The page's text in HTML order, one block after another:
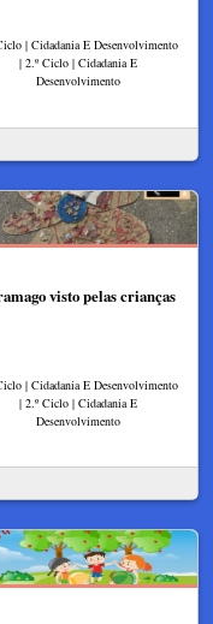
| Cidadania E Desenvolvimento
| 2.º Ciclo | Cidadania E
Desenvolvimento
visto pelas crianças
| Cidadania E Desenvolvimento
| 2.º Ciclo | Cidadania E
Desenvolvimento